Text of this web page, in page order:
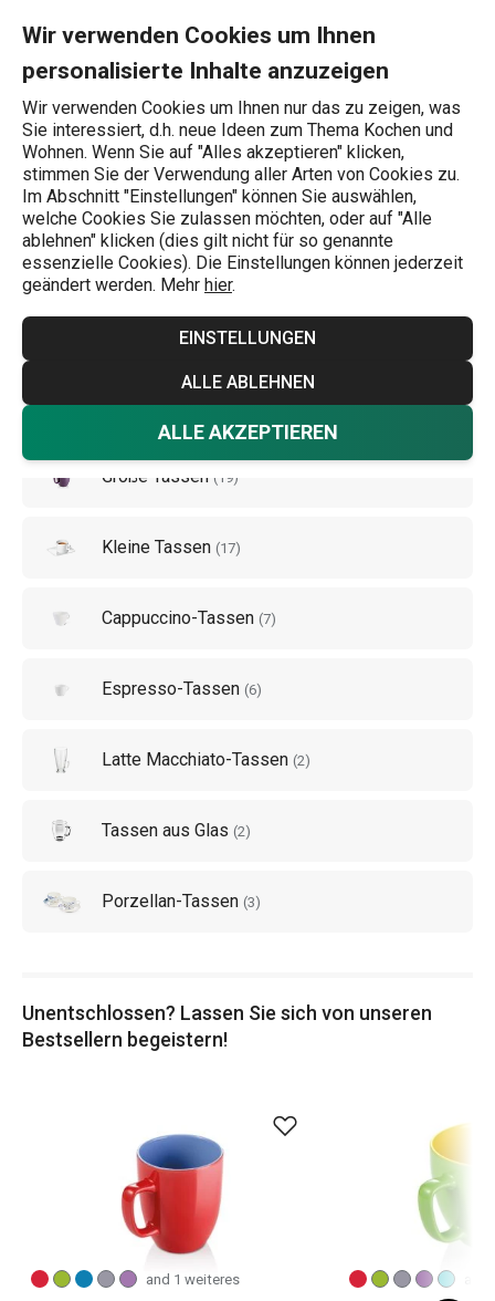
Wir verwenden Cookies um Ihnen
personalisierte Inhalte anzuzeigen
Wir verwenden Cookies um Ihnen nur das zu zeigen, was
Sie interessiert, d.h. neue Ideen zum Thema Kochen und
Wohnen. Wenn Sie auf "Alles akzeptieren" klicken,
stimmen Sie der Verwendung aller Arten von Cookies zu.
Im Abschnitt "Einstellungen" können Sie auswählen,
welche Cookies Sie zulassen möchten, oder auf "Alle
ablehnen" klicken (dies gilt nicht für so genannte
essenzielle Cookies). Die Einstellungen können jederzeit
geändert werden. Mehr hier.
EINSTELLUNGEN
ALLE ABLEHNEN
ALLE AKZEPTIEREN
Wonach suchen Sie?
Getränke
Tassen und Becher
Ein kleiner Espresso und eine ordentliche Tasse
Kräutermischung sehen viel schöner aus, wenn sie in
stilvollen Kannen und Tassen aus hochwertigem Porzellan
oder Glas serviert werden. Im TESCOMA-Sortiment gibt
es für jeden die passende Tasse Tee oder Kaffee. Wir
haben
, Teetassenund spezielle Tassen für
verschiedene Arten von Heißgetränken.
Tipp! Perfektionieren Sie Ihr Tee- und Kaffeeservice und
Mokkakanne aus der SerieMONTE CARLO
Große Tassen ( 19)
Kleine Tassen (17)
Cappuccino-Tassen (7)
Espresso-Tassen (6)
Latte Macchiato-Tassen (2)
Tassen aus Glas (2)
Porzellan-Tassen (3)
Unentschlossen? Lassen Sie sich von unseren
Bestsellern begeistern!
and 1 weiteres